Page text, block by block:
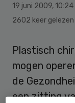
19 juni 2009, 10:24
2602 keer gelezen
Plastisch
mogen
de
een zitting